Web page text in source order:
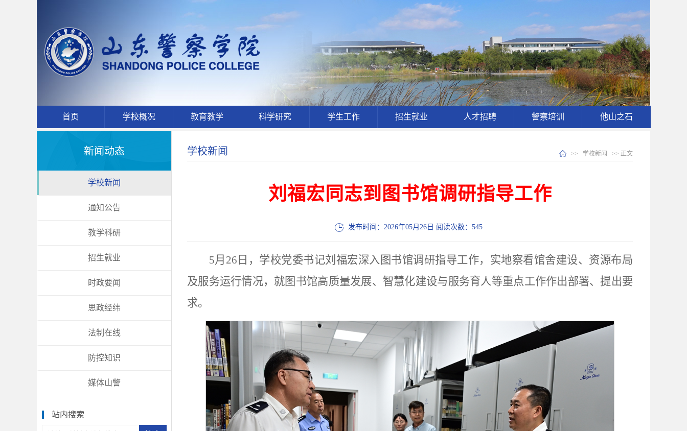
首页 学校概况 教育教学 科学研究 学生工作 招生就业 人才招聘 警察培训 他山之石
新闻动态
学校新闻
通知公告
教学科研
招生就业
时政要闻
思政经纬
法制在线
防控知识
媒体山警
站内搜索
学校新闻 >> 学校新闻 >> 正文
刘福宏同志到图书馆调研指导工作
发布时间：2026年05月26日 阅读次数： 545
5月26日，学校党委书记刘福宏深入图书馆调研指导工作，实地察看馆舍建设、资源布局
及服务运行情况，就图书馆高质量发展、智慧化建设与服务育人等重点工作作出部署、提出要
求。